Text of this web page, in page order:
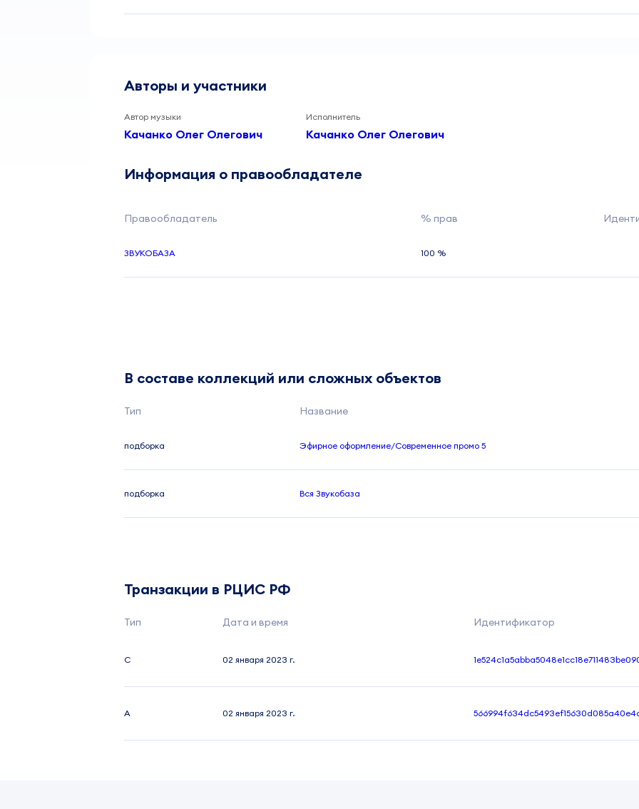
Авторы и участники
Автор музыки
Качанко Олег Олегович
Исполнитель
Качанко Олег Олегович
Информация о правообладателе
Правообладатель % прав
ЗВУКОБАЗА 100 %
В составе коллекций или сложных объектов
Тип Название
подборка Эфирное оформление/Современное промо 5
подборка Вся Звукобаза
Транзакции в РЦИС РФ
Тип Дата и время Идентификатор
C 02 января 2023 г.
A 02 января 2023 г.